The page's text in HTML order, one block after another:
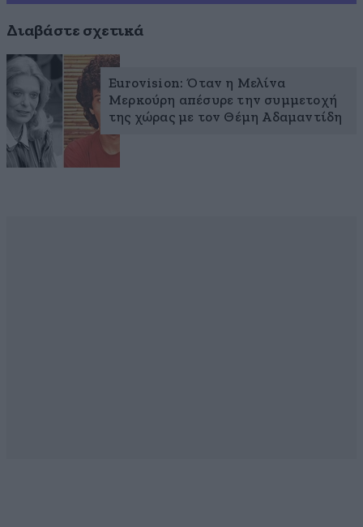
Διαβάστε σχετικά
Eurovision: Όταν η Μελίνα
Μερκούρη απέσυρε την συμμετοχή
της χώρας με τον Θέμη Αδαμαντίδη